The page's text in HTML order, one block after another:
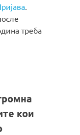
треба
кои